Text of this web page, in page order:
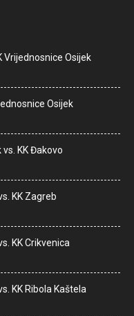
Vrijednosnice Osijek
Osijek
KK Đakovo
KK Zagreb
KK Crikvenica
KK Ribola Kaštela